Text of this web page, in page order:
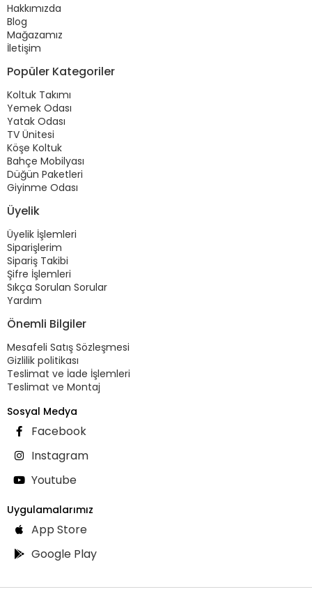
Hakkımızda
Blog
Mağazamız
İletişim
Popüler Kategoriler
Koltuk Takımı
Yemek Odası
Yatak Odası
TV Ünitesi
Köşe Koltuk
Bahçe Mobilyası
Düğün Paketleri
Giyinme Odası
Üyelik
Üyelik İşlemleri
Siparişlerim
Sipariş Takibi
Şifre İşlemleri
Sıkça Sorulan Sorular
Yardım
Önemli Bilgiler
Mesafeli Satış Sözleşmesi
Gizlilik politikası
Teslimat ve İade İşlemleri
Teslimat ve Montaj
Sosyal Medya
Facebook
Instagram
Youtube
Uygulamalarımız
App Store
Google Play